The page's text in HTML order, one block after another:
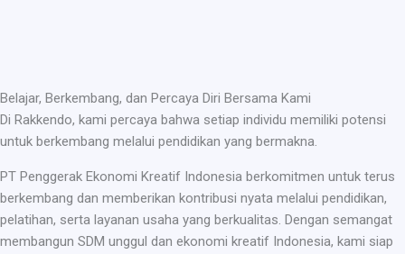
Belajar, Berkembang, dan Percaya Diri Bersama Kami
Di Rakkendo, kami percaya bahwa setiap individu memiliki potensi
untuk berkembang melalui pendidikan yang bermakna.
PT Penggerak Ekonomi Kreatif Indonesia berkomitmen untuk terus
berkembang dan memberikan kontribusi nyata melalui pendidikan,
pelatihan, serta layanan usaha yang berkualitas. Dengan semangat
membangun SDM unggul dan ekonomi kreatif Indonesia, kami siap